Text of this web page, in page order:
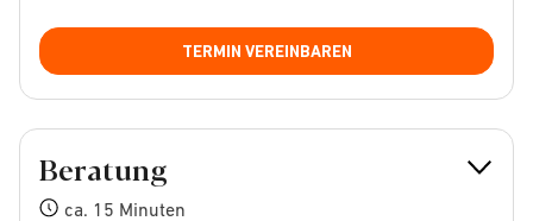
TERMIN VEREINBAREN
Beratung
ca. 15 Minuten